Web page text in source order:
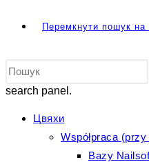
Перемкнути пошук на
search panel.
Цвяхи
Współpraca
Bazy